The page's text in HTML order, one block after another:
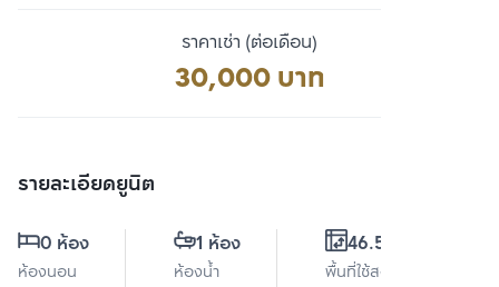
ราคาเช่า (ต่อเดือน)
30,000 บาท
รายละเอียดยูนิต
0 ห้อง
ห้องนอน
1 ห้อง
ห้องน้ำ
46.53 ตร.ม.
พื้นที่ใช้สอย